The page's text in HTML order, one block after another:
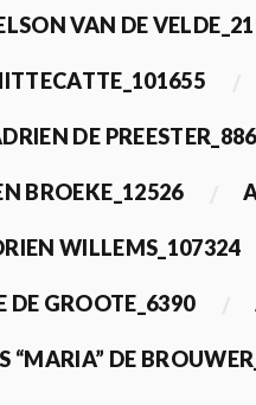
VAN DE
DE
BROEKE_12526
WILLEMS_107324
DE GROOTE_6390
“MARIA” DE